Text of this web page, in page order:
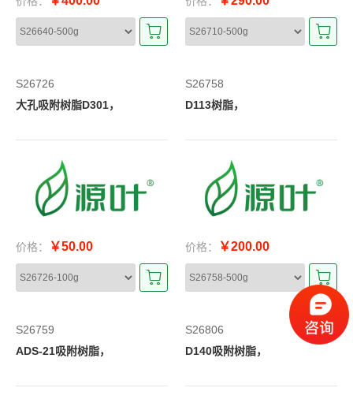
S26726
大孔吸附树脂D301，
价格： ￥50.00
S26758
D113树脂，
价格： ￥200.00
S26759
ADS-21吸附树脂，
S26806
D140吸附树脂，